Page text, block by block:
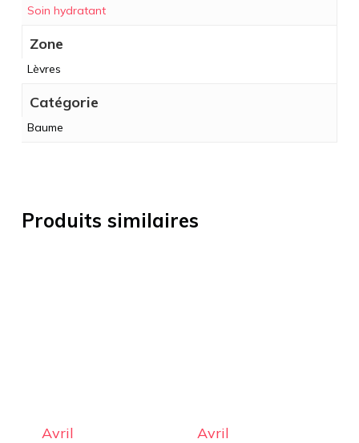
Soin hydratant
Zone
Lèvres
Catégorie
Baume
Produits similaires
Avril
Avril